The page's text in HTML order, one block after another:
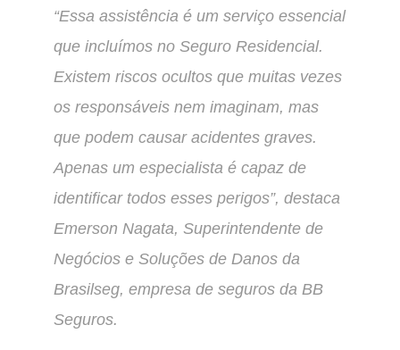
“Essa assistência é um serviço essencial
que incluímos no Seguro Residencial.
Existem riscos ocultos que muitas vezes
os responsáveis nem imaginam, mas
que podem causar acidentes graves.
Apenas um especialista é capaz de
identificar todos esses perigos”, destaca
Emerson Nagata, Superintendente de
Negócios e Soluções de Danos da
Brasilseg, empresa de seguros da BB
Seguros.